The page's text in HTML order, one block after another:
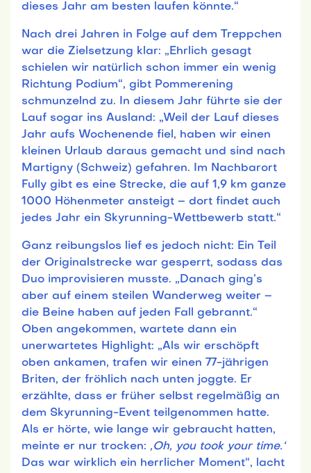
dieses Jahr am besten laufen könnte.“
Nach drei Jahren in Folge auf dem Treppchen
war die Zielsetzung klar: „Ehrlich gesagt
schielen wir natürlich schon immer ein wenig
Richtung Podium“, gibt Pommerening
schmunzelnd zu. In diesem Jahr führte sie der
Lauf sogar ins Ausland: „Weil der Lauf dieses
Jahr aufs Wochenende fiel, haben wir einen
kleinen Urlaub daraus gemacht und sind nach
Martigny (Schweiz) gefahren. Im Nachbarort
Fully gibt es eine Strecke, die auf 1,9 km ganze
1000 Höhenmeter ansteigt – dort findet auch
jedes Jahr ein Skyrunning-Wettbewerb statt.“
Ganz reibungslos lief es jedoch nicht: Ein Teil
der Originalstrecke war gesperrt, sodass das
Duo improvisieren musste. „Danach ging’s
aber auf einem steilen Wanderweg weiter –
die Beine haben auf jeden Fall gebrannt.“
Oben angekommen, wartete dann ein
unerwartetes Highlight: „Als wir erschöpft
oben ankamen, trafen wir einen 77-jährigen
Briten, der fröhlich nach unten joggte. Er
erzählte, dass er früher selbst regelmäßig an
dem Skyrunning-Event teilgenommen hatte.
Als er hörte, wie lange wir gebraucht hatten,
meinte er nur trocken: ‚Oh, you took your time.‘
Das war wirklich ein herrlicher Moment“, lacht